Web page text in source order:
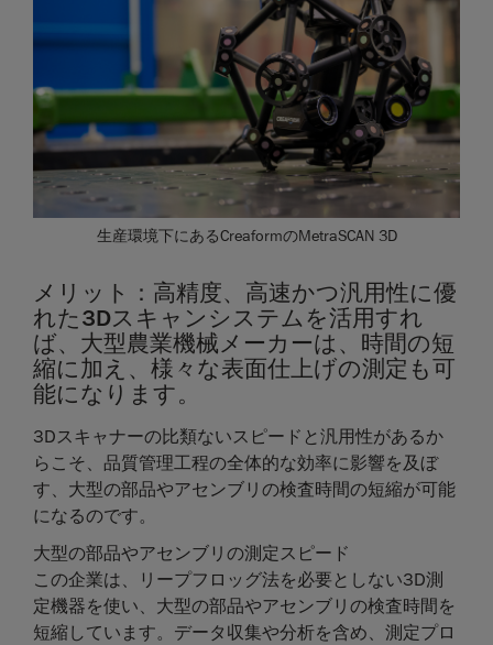
生産環境下にあるCreaformのMetraSCAN 3D
メリット：高精度、高速かつ汎用性に優
れた3Dスキャンシステムを活用すれ
ば、大型農業機械メーカーは、時間の短
縮に加え、様々な表面仕上げの測定も可
能になります。
3Dスキャナーの比類ないスピードと汎用性があるか
らこそ、品質管理工程の全体的な効率に影響を及ぼ
す、大型の部品やアセンブリの検査時間の短縮が可能
になるのです。
大型の部品やアセンブリの測定スピード
この企業は、リープフロッグ法を必要としない3D測
定機器を使い、大型の部品やアセンブリの検査時間を
短縮しています。データ収集や分析を含め、測定プロ